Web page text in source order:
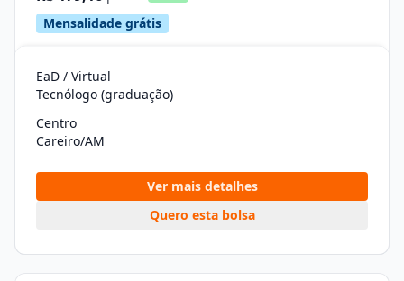
Mensalidade grátis
EaD / Virtual
Tecnólogo (graduação)
Centro
Careiro/AM
Ver mais detalhes
Quero esta bolsa